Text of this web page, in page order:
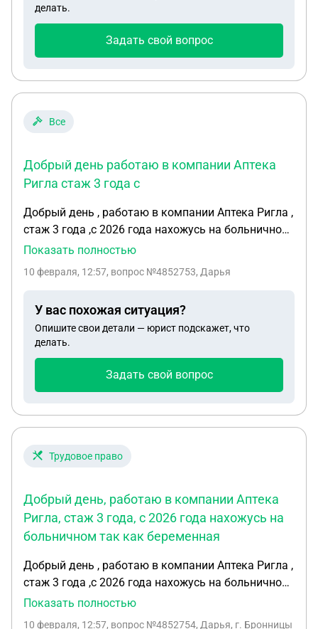
делать.
Задать свой вопрос
Все
Добрый день работаю в компании Аптека
Ригла стаж 3 года с
Добрый день , работаю в компании Аптека Ригла ,
стаж 3 года ,с 2026 года нахожусь на больничном
так как беременная , последний отпуск был
оплачиваемый отпуск перед декретом 28 дней
говорят не положено так как я нахожусь на
больничном,январь, февраль , март получается
тоже буду Как бы нет отработанного времени
Показать полностью
10 февраля, 12:57, вопрос №4852753, Дарья
У вас похожая ситуация?
Опишите свои детали — юрист подскажет, что
делать.
Задать свой вопрос
Трудовое право
Добрый день, работаю в компании Аптека
Ригла, стаж 3 года, с 2026 года нахожусь на
больничном так как беременная
Добрый день , работаю в компании Аптека Ригла ,
стаж 3 года ,с 2026 года нахожусь на больничном
так как беременная , последний отпуск был
Показать полностью
10 февраля, 12:57, вопрос №4852754, Дарья, г. Бронницы